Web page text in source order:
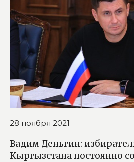
28 ноября 2021
Вадим Деньгин:
Кыргызстана постоянно